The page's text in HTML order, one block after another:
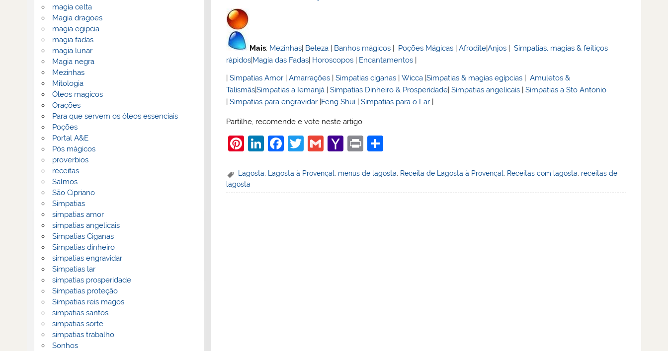
Mais: Mezinhas| Beleza | Banhos mágicos | Poções Mágicas |Afrodite|Anjos |Simpatias, magias & feitiços
rápidos|Magia das Fadas| Horoscopos | Encantamentos |
|Simpatias Amor |Amarrações |Simpatias ciganas |Wicca |Simpatias & magias egípcias |Amuletos &
Talismãs|Simpatias a Iemanjá |Simpatias Dinheiro & Prosperidade|Simpatias angelicais |Simpatias a Sto Antonio
|Simpatias para engravidar |Feng Shui |Simpatias para o Lar |
Partilhe, recomende e vote neste artigo
Pi
er
e
Li
k
e
F
c
e
T
itt
er
G
ai
l
Y
h
o
Pr
t
ar
e
Lagosta, Lagosta à Provençal, menus de lagosta, Receita de Lagosta à Provençal, Receitas com lagosta, receitas de
lagosta
magia celta
Magia dragoes
magia egipcia
magia fadas
magia lunar
Magia negra
Mezinhas
Mitologia
Óleos magicos
Orações
Para que servem os óleos essenciais
Poções
Portal A&E
Pós mágicos
proverbios
receitas
Salmos
São Cipriano
Simpatias
simpatias amor
simpatias angelicais
Simpatias Ciganas
Simpatias dinheiro
simpatias engravidar
Simpatias lar
simpatias prosperidade
Simpatias proteção
Simpatias reis magos
simpatias santos
simpatias sorte
simpatias trabalho
Sonhos